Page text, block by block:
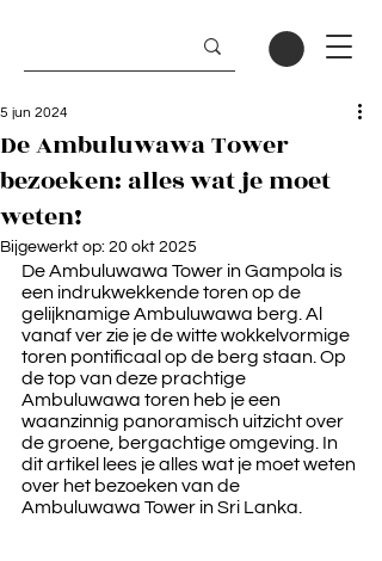
De Ambuluwawa Tower
bezoeken: alles wat je moet
weten!
5 jun 2024
Bijgewerkt op: 20 okt 2025
De Ambuluwawa Tower in Gampola is
een indrukwekkende toren op de
gelijknamige Ambuluwawa berg. Al
vanaf ver zie je de witte wokkelvormige
toren pontificaal op de berg staan. Op
de top van deze prachtige
Ambuluwawa toren heb je een
waanzinnig panoramisch uitzicht over
de groene, bergachtige omgeving. In
dit artikel lees je alles wat je moet weten
over het bezoeken van de
Ambuluwawa Tower in Sri Lanka.